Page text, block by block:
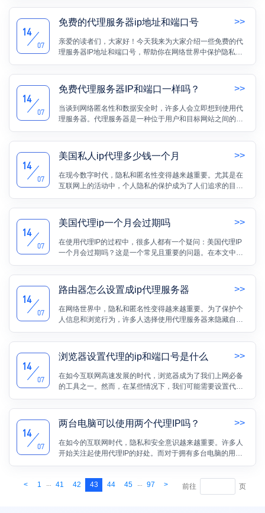
14
07
免费的代理服务器ip地址和端口号 >>
亲爱的读者们，大家好！今天我来为大家介绍一些免费的代
理服务器IP地址和端口号，帮助你在网络世界中保护隐私并
畅享自由。无论是匿名浏览网页、访问被封锁的网站，还是
提高网络安全性，这些代理服务器都能够提供便利和保护。
14
07
免费代理服务器IP和端口一样吗？ >>
当谈到网络匿名性和数据安全时，许多人会立即想到使用代
理服务器。代理服务器是一种位于用户和目标网站之间的中
间服务器，它允许用户通过它来请求目标网站的内容，从而
隐藏了用户的真实IP地址。这就引发了一个常见的问题：免
费代理服务器的IP地址和端口是否相同呢？本文将深入探讨
这个问题。
14
07
美国私人ip代理多少钱一个月 >>
在现今数字时代，隐私和匿名性变得越来越重要。尤其是在
互联网上的活动中，个人隐私的保护成为了人们追求的目标
之一。为了实现这个目标，私人IP代理成为了一种备受关注
的解决方案。
14
07
美国代理ip一个月会过期吗 >>
在使用代理IP的过程中，很多人都有一个疑问：美国代理IP
一个月会过期吗？这是一个常见且重要的问题。在本文中，
我将为您详细解答这个问题，并给出一些建议和注意事项。
14
07
路由器怎么设置成ip代理服务器 >>
在网络世界中，隐私和匿名性变得越来越重要。为了保护个
人信息和浏览行为，许多人选择使用代理服务器来隐藏自己
的真实IP地址。而一个简单的方法就是将路由器设置为IP代
理服务器，以便所有通过该路由器连接网络的设备都能享受
到匿名浏览的好处。
14
07
浏览器设置代理的ip和端口号是什么 >>
在如今互联网高速发展的时代，浏览器成为了我们上网必备
的工具之一。然而，在某些情况下，我们可能需要设置代理
以保护我们的个人信息和提高网络访问速度。那么，浏览器
设置代理的IP和端口号是什么呢？本文将为您详细解答。
14
07
两台电脑可以使用两个代理IP吗？ >>
在如今的互联网时代，隐私和安全意识越来越重要。许多人
开始关注起使用代理IP的好处。而对于拥有多台电脑的用户
来说，他们可能想知道是否可以为每台电脑使用不同的代理
面。本篇文章将为您解析这个问题，并帮助您理解两台电脑
< 1 ... 41 42 43 44 45 ... 97 > 前往 页